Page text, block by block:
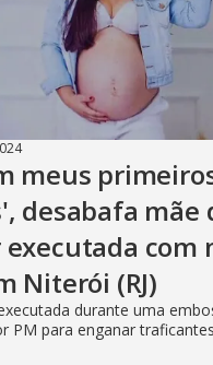
meus
desabafa mãe
com
Niterói (RJ)
durante uma
PM para enganar